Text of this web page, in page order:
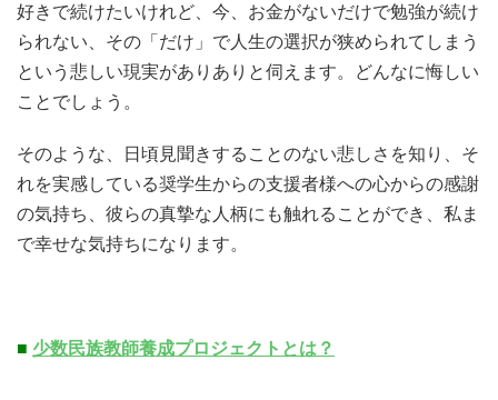
好きで続けたいけれど、今、お金がないだけで勉強が続け
られない、その「だけ」で人生の選択が狭められてしまう
という悲しい現実がありありと伺えます。どんなに悔しい
ことでしょう。
そのような、日頃見聞きすることのない悲しさを知り、そ
れを実感している奨学生からの支援者様への心からの感謝
の気持ち、彼らの真摯な人柄にも触れることができ、私ま
で幸せな気持ちになります。
■ 少数民族教師養成プロジェクトとは？